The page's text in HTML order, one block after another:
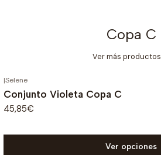
Copa C
Ver más productos
|Selene
Conjunto Violeta Copa C
45,85€
Ver opciones